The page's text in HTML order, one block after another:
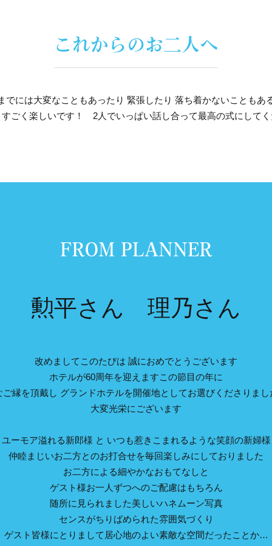
これからのお二人へ
でには大変なこともあったり 緊張したり 落ち着かないこともあ
ごく楽しいです！ 2人でいっぱい話し合って最高の式にして
FROM PLANNER
勲平さん 理乃さん
改めましてこのたびは 誠におめでとうございます
ホテルが60周年を迎えますこの節目の年に
ご縁を頂戴し グランドホテルを開催地としてお選びくださりまし
大変光栄にございます
ユーモア溢れる新郎様 と いつも惹きこまれるような笑顔の新婦様
仲睦まじいお二方とのお打合せを毎回楽しみにしておりました
お二方による細やかなおもてなしと
ゲスト様お一人ずつへのご配慮はもちろん
随所に見られました美しいハネムーン写真
センスがちりばめられた雰囲気づくり
ゲスト皆様にとりまして居心地のよい素敵な空間だったことか…